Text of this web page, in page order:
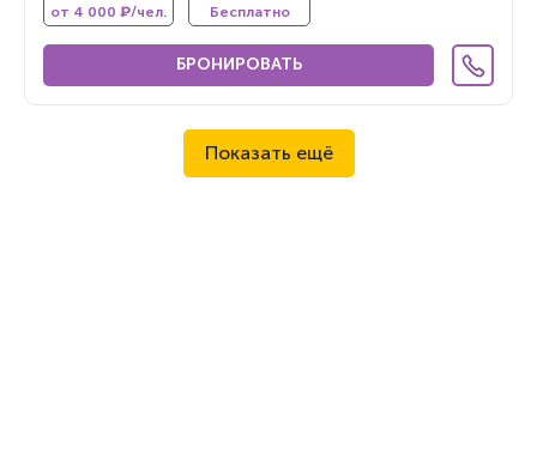
от 4 000 ₽/чел. Бесплатно
БРОНИРОВАТЬ
Показать ещё